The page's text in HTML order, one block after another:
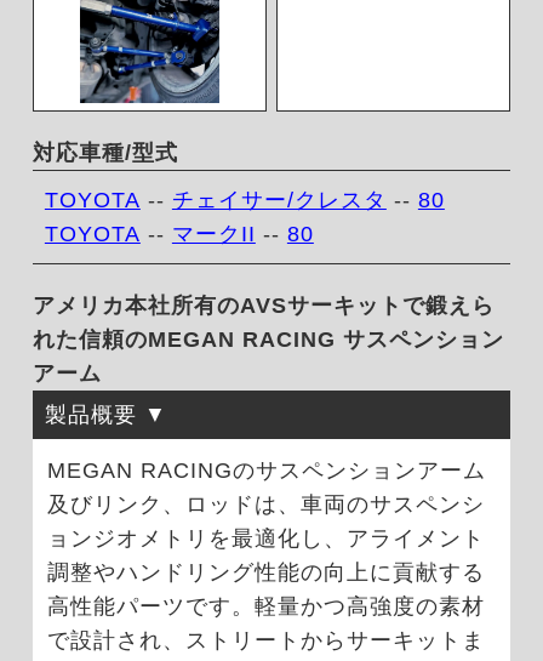
対応車種/型式
TOYOTA -- チェイサー/クレスタ -- 80
TOYOTA -- マークII -- 80
アメリカ本社所有のAVSサーキットで鍛えら
れた信頼のMEGAN RACING サスペンション
アーム
製品概要
MEGAN RACINGのサスペンションアーム
及びリンク、ロッドは、車両のサスペンシ
ョンジオメトリを最適化し、アライメント
調整やハンドリング性能の向上に貢献する
高性能パーツです。軽量かつ高強度の素材
で設計され、ストリートからサーキットま